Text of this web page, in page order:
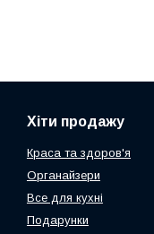
Хіти продажу
Краса та здоров'я
Органайзери
Все для кухні
Подарунки